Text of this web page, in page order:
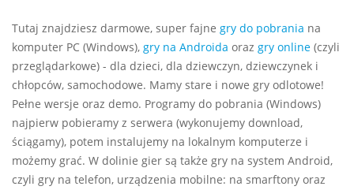
Tutaj znajdziesz darmowe, super fajne gry do pobrania na
komputer PC (Windows), gry na Androida oraz gry online (czyli
przeglądarkowe) - dla dzieci, dla dziewczyn, dziewczynek i
chłopców, samochodowe. Mamy stare i nowe gry odlotowe!
Pełne wersje oraz demo. Programy do pobrania (Windows)
najpierw pobieramy z serwera (wykonujemy download,
ściągamy), potem instalujemy na lokalnym komputerze i
możemy grać. W dolinie gier są także gry na system Android,
czyli gry na telefon, urządzenia mobilne: na smarftony oraz